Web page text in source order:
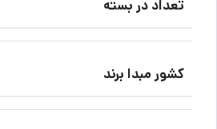
تعداد در بسته
کشور مبدا برند